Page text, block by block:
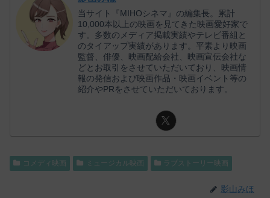
当サイト『MIHOシネマ』の編集長。累計
10,000本以上の映画を見てきた映画愛好家で
す。多数のメディア掲載実績やテレビ番組と
のタイアップ実績があります。平素より映画
監督、俳優、映画配給会社、映画宣伝会社な
どとお取引をさせていただいており、映画情
報の発信および映画作品・映画イベント等の
紹介やPRをさせていただいております。
コメディ映画 ミュージカル映画 ラブストーリー映画
影山みほ